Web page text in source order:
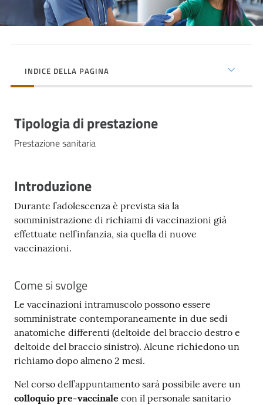
Strutture
Studiare
a
Novità
Imprese
ed Enti
Seguici
su
INDICE DELLA PAGINA
Tipologia di prestazione
Prestazione sanitaria
Introduzione
Durante l’adolescenza è prevista sia la
somministrazione di richiami di vaccinazioni già
effettuate nell’infanzia, sia quella di nuove
vaccinazioni.
Come si svolge
Le vaccinazioni intramuscolo possono essere
somministrate contemporaneamente in due sedi
anatomiche differenti (deltoide del braccio destro e
deltoide del braccio sinistro). Alcune richiedono un
richiamo dopo almeno 2 mesi.
Nel corso dell’appuntamento sarà possibile avere un
colloquio pre-vaccinale con il personale sanitario